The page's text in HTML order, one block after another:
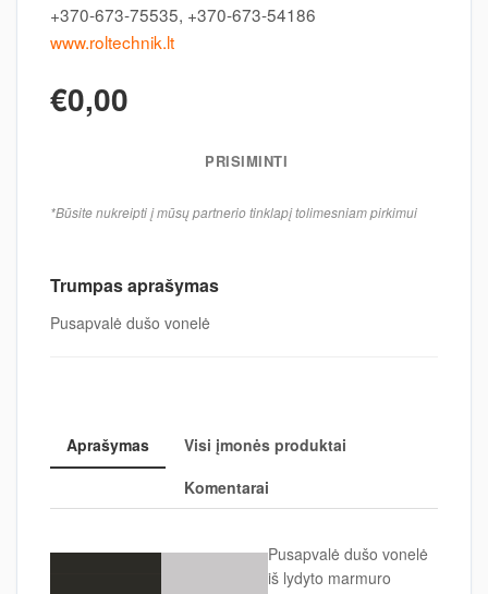
+370-673-75535, +370-673-54186
www.roltechnik.lt
€0,00
PRISIMINTI
*Būsite nukreipti į mūsų partnerio tinklapį tolimesniam pirkimui
Trumpas aprašymas
Pusapvalė dušo vonelė
Aprašymas
Visi įmonės produktai
Komentarai
Pusapvalė dušo vonelė
iš lydyto marmuro